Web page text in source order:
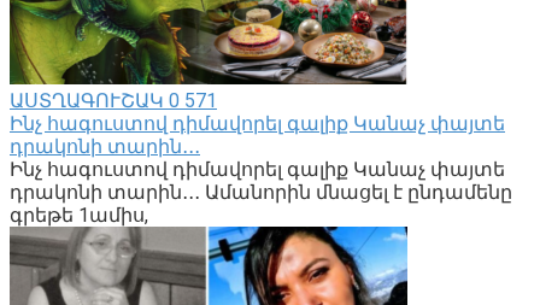
ԱՍՏՂԱԳՈՒՇԱԿ 0 571
Ինչ հագուստով դիմավորել գալիք Կանաչ փայտե
դրակոնի տարին․․․
Ինչ հագուստով դիմավորել գալիք Կանաչ փայտե
դրակոնի տարին․․․ Ամանորին մնացել է ընդամենը
գրեթե 1ամիս,